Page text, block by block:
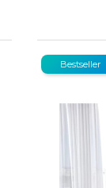
Bestseller